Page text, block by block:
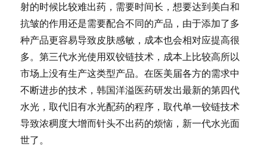
射的时候比较难出药，需要时间长，想要达到美白和
抗皱的作用还是需要配合不同的产品， 由于添加了多
种产品更容易导致皮肤感敏， 成本也会相对应提高很
多。第三代水光使用双铰链技术， 成本上比较高所以
市场上没有生产这类型产品。在医美届各方的需求中
不断进步的技术，韩国洋溢医药研发出最新的第四代
水光，取代旧有水光配药的程序，取代单一铰链技术
导致浓稠度大增而针头不出药的烦恼， 新一代水光面
世了。